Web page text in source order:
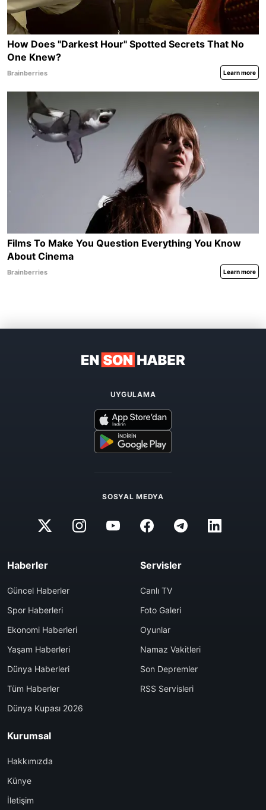
UYGULAMA
SOSYAL MEDYA
Haberler
Güncel Haberler
Spor Haberleri
Ekonomi Haberleri
Yaşam Haberleri
Dünya Haberleri
Tüm Haberler
Dünya Kupası 2026
Servisler
Canlı TV
Foto Galeri
Oyunlar
Namaz Vakitleri
Son Depremler
RSS Servisleri
Kurumsal
Hakkımızda
Künye
İletişim